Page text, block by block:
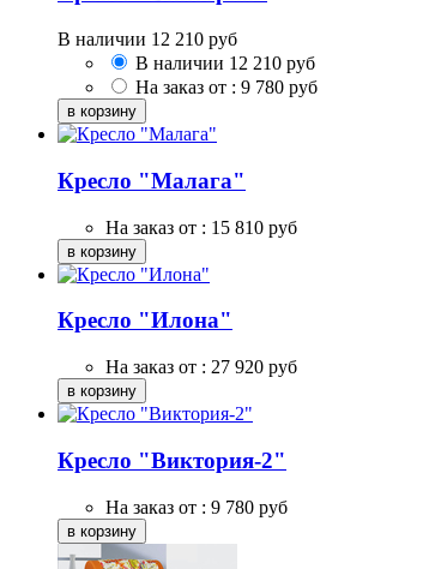
В наличии 12 210 руб
В наличии 12 210 руб
На заказ от : 9 780 руб
Кресло "Малага"
На заказ от : 15 810 руб
Кресло "Илона"
На заказ от : 27 920 руб
Кресло "Виктория-2"
На заказ от : 9 780 руб